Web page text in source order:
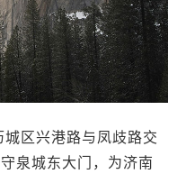
区兴港路与凤歧路交
泉城东大门，为济南